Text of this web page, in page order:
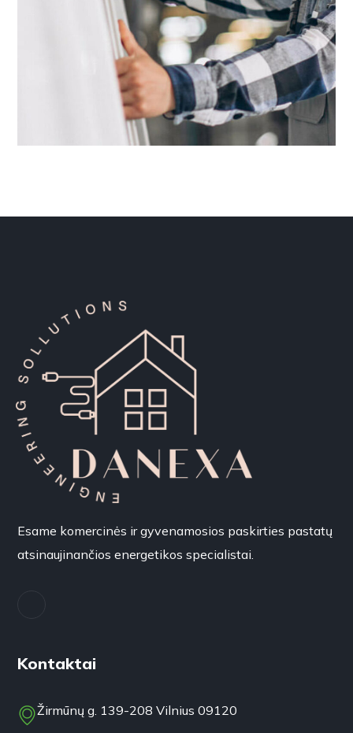
Esame komercinės ir gyvenamosios paskirties pastatų
atsinaujinančios energetikos specialistai.
Kontaktai
Žirmūnų g. 139-208 Vilnius 09120